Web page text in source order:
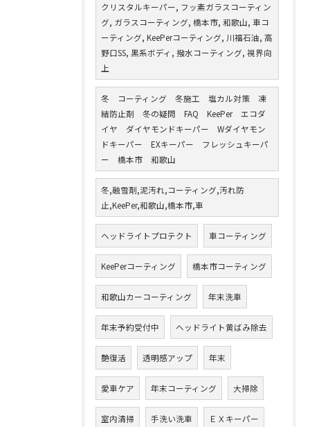
クリスタルキーパー, フッ素ガラスコーティン
グ, ガラスコーティング, 橋本市, 和歌山, 車コ
ーティング, KeePerコーティング, 川福石油, 高
野口SS, 黒系ボディ, 撥水コーティング, 視界向
上
冬 コーティング 冬施工 塩カル対策 凍
結防止剤 冬の疑問 FAQ KeePer エコダ
イヤ ダイヤモンドキーパー Wダイヤモン
ドキーパー EXキーパー フレッシュキーパ
ー 橋本市 和歌山
冬,融雪剤,泥汚れ,コーティング,汚れ防
止,KeePer,和歌山,橋本市,車
ヘッドライトプロテクト 車コーティング
KeePerコーティング 橋本市コーティング
和歌山カーコーティング 年末洗車
年末予約受付中 ヘッドライト黄ばみ除去
艶復活 透明感アップ 年末
愛車ケア 年末コーティング 大掃除
室内清掃 手洗い洗車 ＥＸキーパー